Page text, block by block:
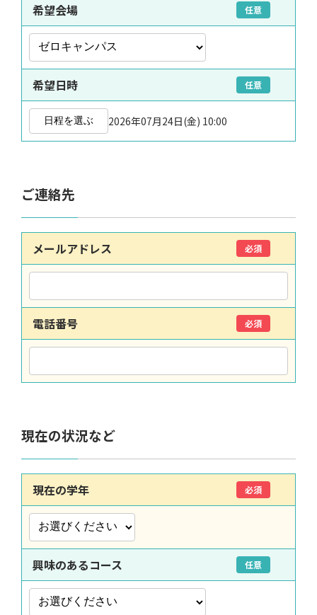
希望会場 任意
希望日時 任意
日程を選ぶ 2026年07月24日(金) 10:00
ご連絡先
メールアドレス 必須
電話番号 必須
現在の状況など
現在の学年 必須
興味のあるコース 任意